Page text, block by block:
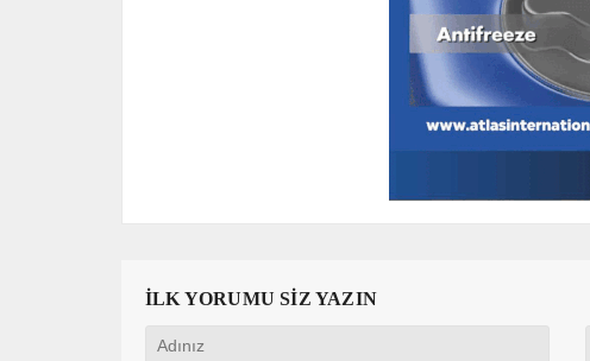
İLK YORUMU SİZ YAZIN